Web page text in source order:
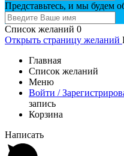
Представьтесь, и мы будем
Список желаний 0
Открыть страницу желаний
Главная
Список желаний
Меню
Войти /
запись
Корзина
Написать